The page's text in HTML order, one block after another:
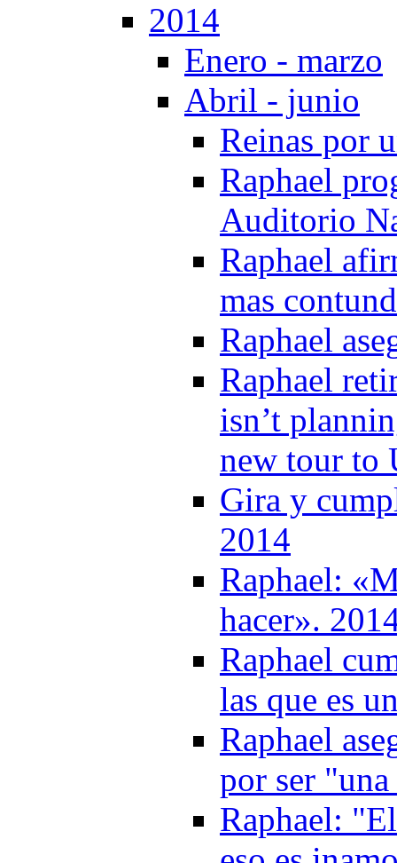
2014
Enero - marzo
Abril - junio
Reinas por
Raphael
Auditorio
Raphael
mas
Raphael
Raphael
isn’t
new tour to
Gira y
2014
Raphael:
hacer».
Raphael
las que es
Raphael
por ser
Raphael: